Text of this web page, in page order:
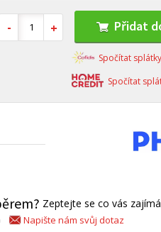
Přidat
Spočítat
Spočítat
Zeptejte se co vás zajímá
Napište nám svůj dotaz